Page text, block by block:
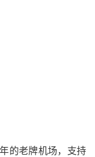
的老牌机场，支持